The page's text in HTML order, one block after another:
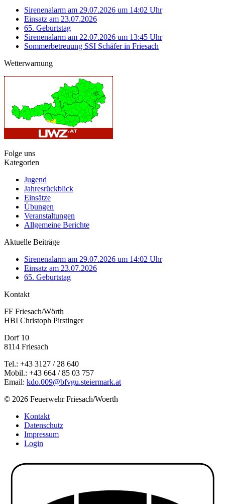
Sirenenalarm am 29.07.2026 um 14:02 Uhr
Einsatz am 23.07.2026
65. Geburtstag
Sirenenalarm am 22.07.2026 um 13:45 Uhr
Sommerbetreuung SSI Schäfer in Friesach
Wetterwarnung
Folge uns
Kategorien
Jugend
Jahresrückblick
Einsätze
Übungen
Veranstaltungen
Allgemeine Berichte
Aktuelle Beiträge
Sirenenalarm am 29.07.2026 um 14:02 Uhr
Einsatz am 23.07.2026
65. Geburtstag
Kontakt
FF Friesach/Wörth
HBI Christoph Pirstinger
Dorf 10
8114 Friesach
Tel.: +43 3127 / 28 640
Mobil.: +43 664 / 85 03 757
Email: kdo.009@bfvgu.steiermark.at
© 2026 Feuerwehr Friesach/Woerth
Kontakt
Datenschutz
Impressum
Login